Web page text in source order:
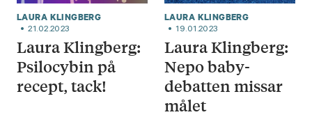
LAURA KLINGBERG
21.02.2023
Laura Klingberg:
Psilocybin på
recept, tack!
LAURA KLINGBERG
19.01.2023
Laura Klingberg:
Nepo baby-
debatten missar
målet